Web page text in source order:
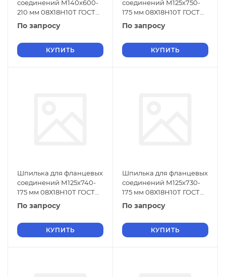
соединений М140х600-
210 мм 08Х18Н10Т ГОСТ
9066-75
По запросу
КУПИТЬ
соединений М125х750-
175 мм 08Х18Н10Т ГОСТ
9066-75
По запросу
КУПИТЬ
Шпилька для фланцевых
соединений М125х740-
175 мм 08Х18Н10Т ГОСТ
9066-75
По запросу
КУПИТЬ
Шпилька для фланцевых
соединений М125х730-
175 мм 08Х18Н10Т ГОСТ
9066-75
По запросу
КУПИТЬ